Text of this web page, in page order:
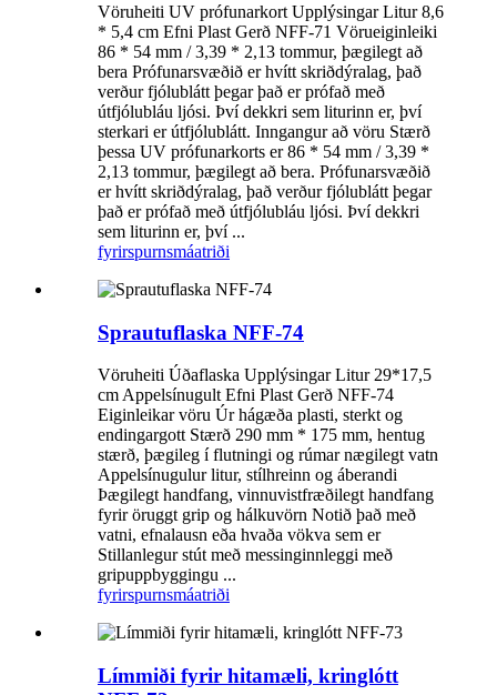
Vöruheiti UV prófunarkort Upplýsingar Litur 8,6
* 5,4 cm Efni Plast Gerð NFF-71 Vörueiginleiki
86 * 54 mm / 3,39 * 2,13 tommur, þægilegt að
bera Prófunarsvæðið er hvítt skriðdýralag, það
verður fjólublátt þegar það er prófað með
útfjólubláu ljósi. Því dekkri sem liturinn er, því
sterkari er útfjólublátt. Inngangur að vöru Stærð
þessa UV prófunarkorts er 86 * 54 mm / 3,39 *
2,13 tommur, þægilegt að bera. Prófunarsvæðið
er hvítt skriðdýralag, það verður fjólublátt þegar
það er prófað með útfjólubláu ljósi. Því dekkri
sem liturinn er, því ...
fyrirspurnsmáatriði
Sprautuflaska NFF-74
Vöruheiti Úðaflaska Upplýsingar Litur 29*17,5
cm Appelsínugult Efni Plast Gerð NFF-74
Eiginleikar vöru Úr hágæða plasti, sterkt og
endingargott Stærð 290 mm * 175 mm, hentug
stærð, þægileg í flutningi og rúmar nægilegt vatn
Appelsínugulur litur, stílhreinn og áberandi
Þægilegt handfang, vinnuvistfræðilegt handfang
fyrir öruggt grip og hálkuvörn Notið það með
vatni, efnalausn eða hvaða vökva sem er
Stillanlegur stút með messinginnleggi með
gripuppbyggingu ...
fyrirspurnsmáatriði
Límmiði fyrir hitamæli, kringlótt